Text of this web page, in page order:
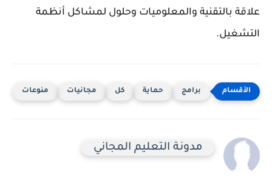
علاقة بالتقنية والمعلوميات وحلول لمشاكل أنظمة
التشغيل.
برامج حماية كل مجانيات منوعات
مدونة التعليم المجاني